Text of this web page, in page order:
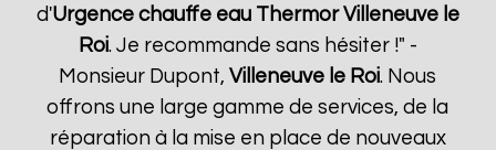
d'Urgence chauffe eau Thermor Villeneuve le
Roi. Je recommande sans hésiter !" -
Monsieur Dupont,Villeneuve le Roi. Nous
offrons une large gamme de services, de la
réparation à la mise en place de nouveaux